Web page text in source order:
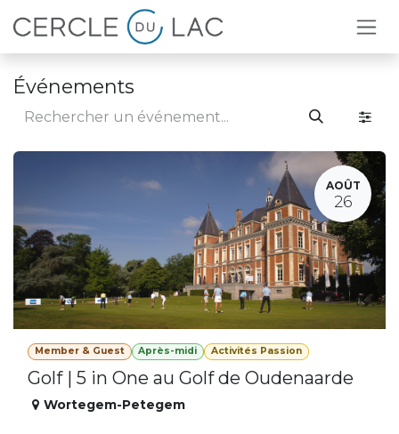
Se rendre au contenu
Événements
AOÛT
26
Member & Guest Après-midi Activités Passion
Golf | 5 in One au Golf de Oudenaarde
Wortegem-Petegem